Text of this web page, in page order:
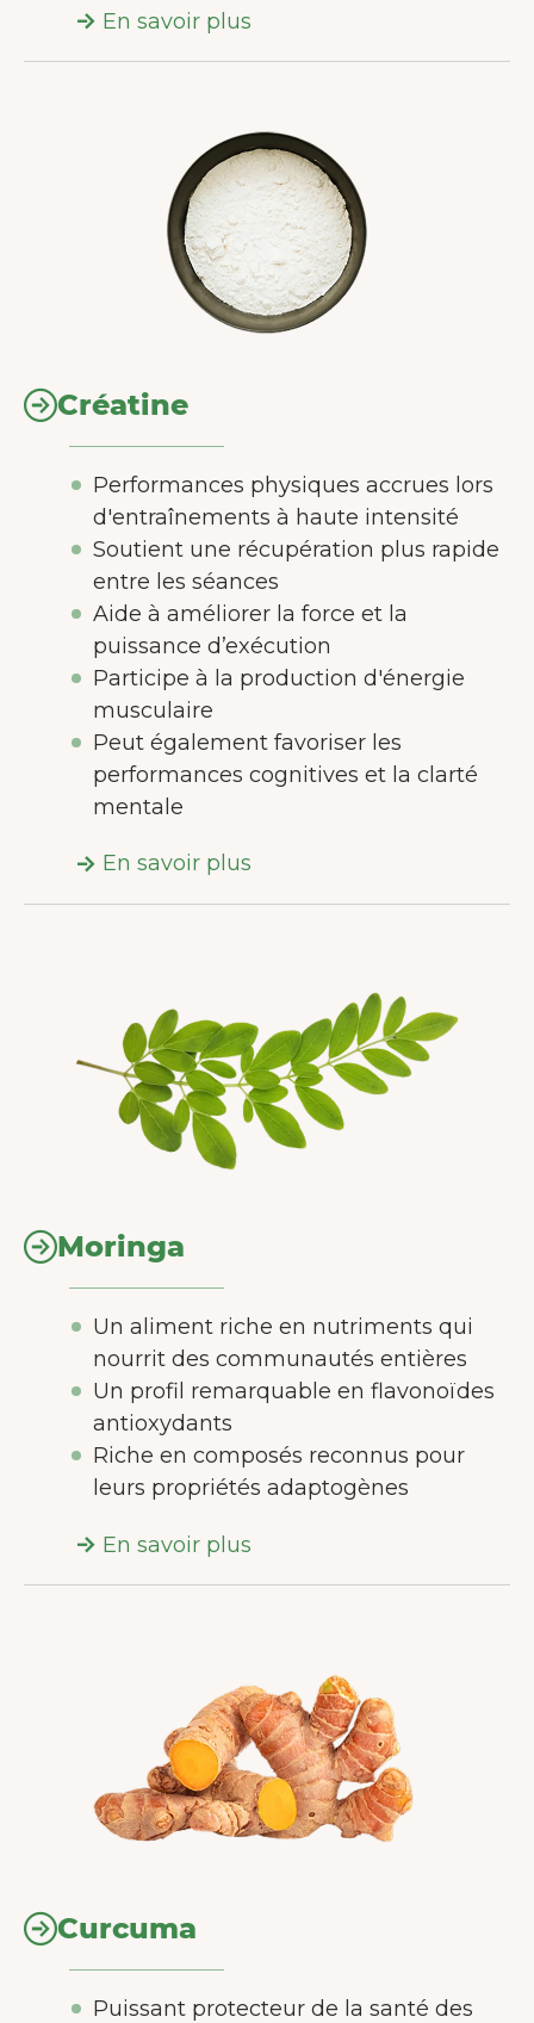
En savoir plus
Créatine
Performances physiques accrues lors
d'entraînements à haute intensité
Soutient une récupération plus rapide
entre les séances
Aide à améliorer la force et la
puissance d’exécution
Participe à la production d'énergie
musculaire
Peut également favoriser les
performances cognitives et la clarté
mentale
En savoir plus
Moringa
Un aliment riche en nutriments qui
nourrit des communautés entières
Un profil remarquable en flavonoïdes
antioxydants
Riche en composés reconnus pour
leurs propriétés adaptogènes
En savoir plus
Curcuma
Puissant protecteur de la santé des